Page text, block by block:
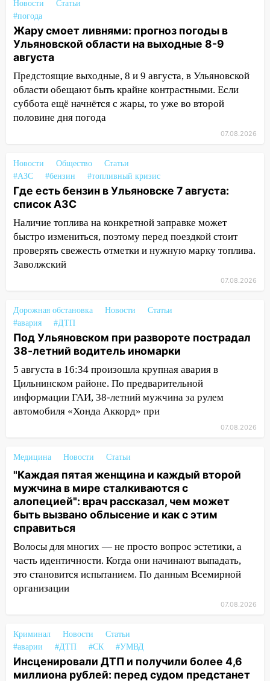
площадках
11:20
Ульяновская шахматистка
Валерия Клейменова выиграла два
золота в составе сборной мира
11:16 В Ульяновске открыли памятную
доску декабристу Кондратию Рылееву
10:40 В Ульяновске спасатели ночью
нашли потерявшегося в заброшенных
10:26
На нескольких улицах Ульяновска
временно отключили холодную воду
10:14
В Ульяновске двоих участников
отправили в колонию на 7 и 8 лет
09:52 Ночью беспилотники сбили над
соседними Татарстаном и Саратовской
Бога в СИЗО
09:35 В Ульяновске директора фирмы
будут судить за неуплату налогов на 48
08:22 Подросток на питбайке сбил
велосипедистку: пострадали двое
07:20 Жара возвращается: ожидается
06:00
Под Ульяновском при развороте
пострадал 38-летний водитель
иномарки
05:00 «Каждая пятая женщина и каждый
второй мужчина в мире сталкиваются с
алопецией»: врач рассказал, чем может
быть вызвано облысение и как с этим
справиться
03:30 Гороскоп на 7 августа: пятница
принесет прилив творческой энергии и
06.08.2026
23:20 Прогноз погоды на 7 августа в
Ульяновской области
Новости
Статьи
#погода
Жару смоет ливнями: прогноз погоды в
Ульяновской области на выходные 8-9
августа
Предстоящие выходные, 8 и 9 августа, в Ульяновской
области обещают быть крайне контрастными. Если
суббота ещё начнётся с жары, то уже во второй
половине дня погода
07.08.2026
Новости Общество
Статьи
#АЗС
#бензин #топливный кризис
Где есть бензин в Ульяновске 7 августа:
список АЗС
Наличие топлива на конкретной заправке может
быстро измениться, поэтому перед поездкой стоит
проверять свежесть отметки и нужную марку топлива.
Заволжский
07.08.2026
Дорожная обстановка Новости
Статьи
#авария
#ДТП
Под Ульяновском при развороте пострадал
38-летний водитель иномарки
5 августа в 16:34 произошла крупная авария в
Цильнинском районе. По предварительной
информации ГАИ, 38-летний мужчина за рулем
автомобиля «Хонда Аккорд» при
07.08.2026
Медицина Новости Статьи
"Каждая пятая женщина и каждый второй
мужчина в мире сталкиваются с
алопецией": врач рассказал, чем может
быть вызвано облысение и как с этим
справиться
Волосы для многих — не просто вопрос эстетики, а
часть идентичности. Когда они начинают выпадать,
это становится испытанием. По данным Всемирной
организации
07.08.2026
Криминал Новости
Статьи
#аварии
#ДТП #СК #УМВД
Инсценировали ДТП и получили более 4,6
миллиона рублей: перед судом предстанет